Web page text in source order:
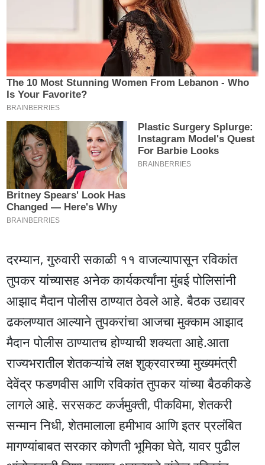
दरम्यान, गुरुवारी सकाळी ११ वाजल्यापासून रविकांत
तुपकर यांच्यासह अनेक कार्यकर्त्यांना मुंबई पोलिसांनी
आझाद मैदान पोलीस ठाण्यात ठेवले आहे. बैठक उद्यावर
ढकलण्यात आल्याने तुपकरांचा आजचा मुक्काम आझाद
मैदान पोलीस ठाण्यातच होण्याची शक्यता आहे.आता
राज्यभरातील शेतकऱ्यांचे लक्ष शुक्रवारच्या मुख्यमंत्री
देवेंद्र फडणवीस आणि रविकांत तुपकर यांच्या बैठकीकडे
लागले आहे. सरसकट कर्जमुक्ती, पीकविमा, शेतकरी
सन्मान निधी, शेतमालाला हमीभाव आणि इतर प्रलंबित
मागण्यांबाबत सरकार कोणती भूमिका घेते, यावर पुढील